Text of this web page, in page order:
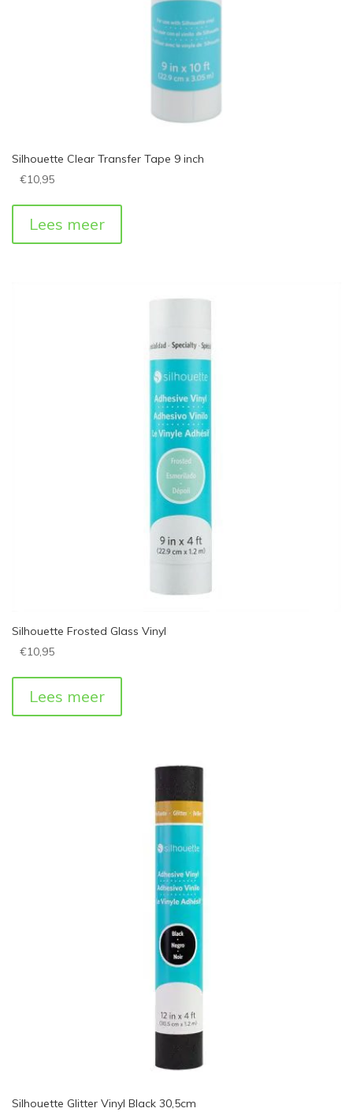
Silhouette Clear Transfer Tape 9 inch
€10,95
Lees meer
Silhouette Frosted Glass Vinyl
€10,95
Lees meer
Silhouette Glitter Vinyl Black 30,5cm